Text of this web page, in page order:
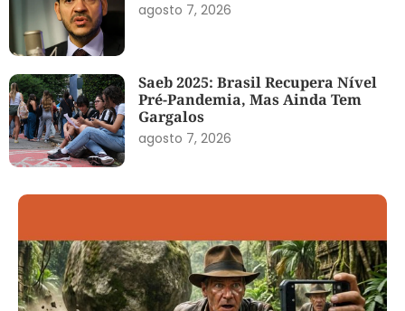
agosto 7, 2026
Saeb 2025: Brasil Recupera Nível
Pré-Pandemia, Mas Ainda Tem
Gargalos
agosto 7, 2026